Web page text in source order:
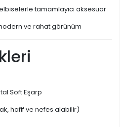
tamamlayıcı aksesuar
ve rahat görünüm
Soft Eşarp
hafif ve nefes alabilir)